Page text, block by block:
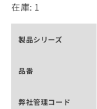
在庫: 1
製品シリーズ
品番
弊社管理コード